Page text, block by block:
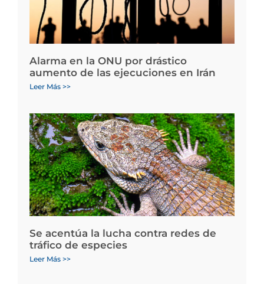
Alarma en la ONU por drástico
aumento de las ejecuciones en Irán
Leer Más >>
Se acentúa la lucha contra redes de
tráfico de especies
Leer Más >>